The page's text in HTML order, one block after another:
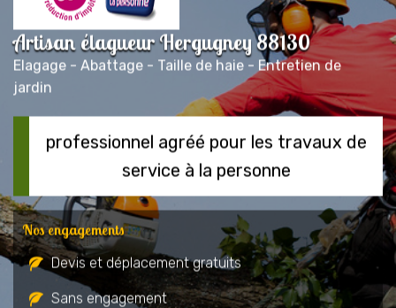
Artisan élagueur Hergugney 88130
Elagage - Abattage - Taille de haie - Entretien de
jardin
professionnel agréé pour les travaux de
service à la personne
Nos engagements
Devis et déplacement gratuits
Sans engagement